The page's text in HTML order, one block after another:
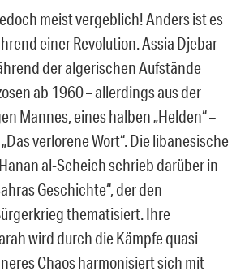
meist vergeblich! Anders ist es
einer Revolution. Assia Djebar
der algerischen Aufstände
ab 1960 – allerdings aus der
Mannes, eines halben „Helden“ –
verlorene Wort“. Die libanesische
al-Scheich schrieb darüber in
Geschichte“, der den
thematisiert. Ihre
wird durch die Kämpfe quasi
Chaos harmonisiert sich mit